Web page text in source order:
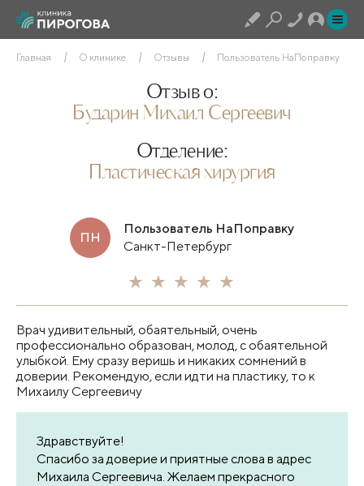
Главная О клинике Отзывы Пользователь НаПоправку
Отзыв о:
Бударин Михаил Сергеевич
Отделение:
Пластическая хирургия
ПН
Пользователь НаПоправку
Санкт-Петербург
Врач удивительный, обаятельный, очень
профессионально образован, молод, с обаятельной
улыбкой. Ему сразу веришь и никаких сомнений в
доверии. Рекомендую, если идти на пластику, то к
Михаилу Сергеевичу
Здравствуйте!
Спасибо за доверие и приятные слова в адрес
Михаила Сергеевича. Желаем прекрасного